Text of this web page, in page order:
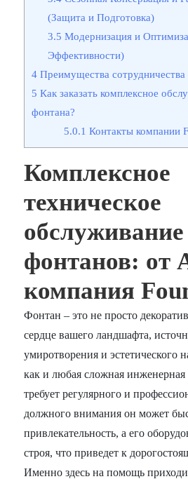
(Защита и Подготовка)
3.5 Модернизация и
Эффективности)
4 Преимущества сотрудничества
5 Как заказать комплексное
фонтана?
5.0.1 Контакты компании
Комплексное
техническое
обслуживание
фонтанов: от
компания
Фонтан – это не просто
сердце вашего ландшафта,
умиротворения и эстетического
как и любая сложная инженерная
требует регулярного и
должного внимания он может
привлекательность, а его
строя, что приведет к
Именно здесь на помощь